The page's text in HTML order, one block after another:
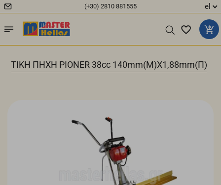
(+30) 2810 881555 el
ΠΗΧΗ PIONER 38cc 140mm(M)X1,88mm(Π)